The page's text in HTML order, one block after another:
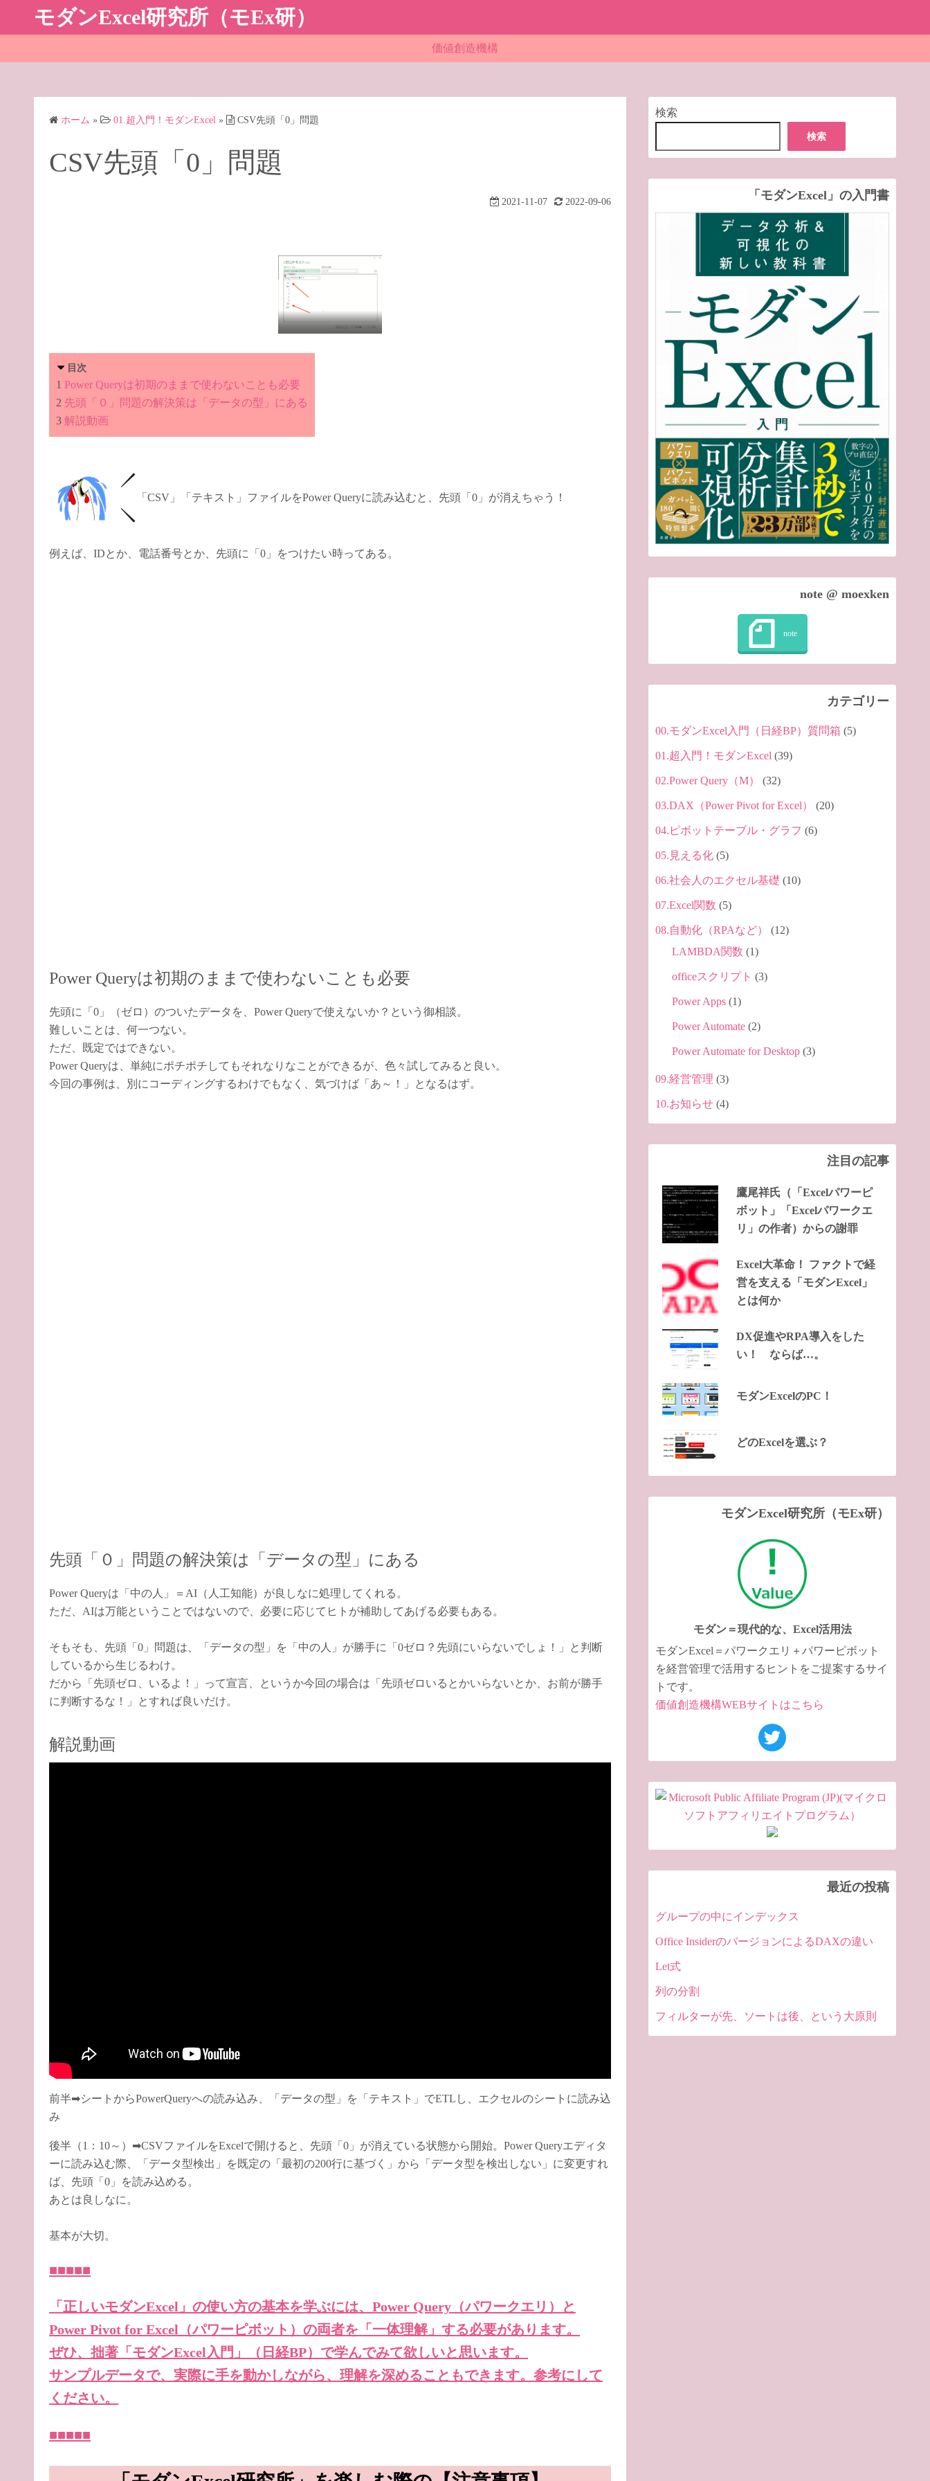
ン
モダンExcel研究所（モEx研）
価値創造機構
ホーム » 01.超入門！モダンExcel » CSV先頭「0」問題
CSV先頭「0」問題
2021-11-07 2022-09-06
目次
1 Power Queryは初期のままで使わないことも必要
2 先頭「０」問題の解決策は「データの型」にある
3 解説動画
「CSV」「テキスト」ファイルをPower Queryに読み込むと、先頭「0」が消えちゃう！
例えば、IDとか、電話番号とか、先頭に「0」をつけたい時ってある。
Power Queryは初期のままで使わないことも必要
先頭に「0」（ゼロ）のついたデータを、Power Queryで使えないか？という御相談。
難しいことは、何一つない。
ただ、既定ではできない。
Power Queryは、単純にポチポチしてもそれなりなことができるが、色々試してみると良い。
今回の事例は、別にコーディングするわけでもなく、気づけば「あ～！」となるはず。
先頭「０」問題の解決策は「データの型」にある
Power Queryは「中の人」＝AI（人工知能）が良しなに処理してくれる。
ただ、AIは万能ということではないので、必要に応じてヒトが補助してあげる必要もある。
そもそも、先頭「0」問題は、「データの型」を「中の人」が勝手に「0ゼロ？先頭にいらないでしょ！」と判断
しているから生じるわけ。
だから「先頭ゼロ、いるよ！」って宣言、というか今回の場合は「先頭ゼロいるとかいらないとか、お前が勝手
に判断するな！」とすれば良いだけ。
解説動画
前半➡シートからPowerQueryへの読み込み、「データの型」を「テキスト」でETLし、エクセルのシートに読み込
み
後半（1：10～）➡CSVファイルをExcelで開けると、先頭「0」が消えている状態から開始。Power Queryエディタ
ーに読み込む際、「データ型検出」を既定の「最初の200行に基づく」から「データ型を検出しない」に変更すれ
ば、先頭「0」を読み込める。
あとは良しなに。
基本が大切。
■■■■■
「正しいモダンExcel」の使い方の基本を学ぶには、Power Query（パワークエリ）と
Power Pivot for Excel（パワーピボット）の両者を「一体理解」する必要があります。
ぜひ、拙著「モダンExcel入門」（日経BP）で学んでみて欲しいと思います。
サンプルデータで、実際に手を動かしながら、理解を深めることもできます。参考にして
ください。
■■■■■
検索
検索
「モダンExcel」の入門書
note @ moexken
カテゴリー
00.モダンExcel入門（日経BP）質問箱 (5)
01.超入門！モダンExcel (39)
02.Power Query（M） (32)
03.DAX（Power Pivot for Excel） (20)
04.ピボットテーブル・グラフ (6)
05.見える化 (5)
06.社会人のエクセル基礎 (10)
07.Excel関数 (5)
08.自動化（RPAなど）
(12)
LAMBDA関数 (1)
officeスクリプト (3)
Power Apps (1)
Power Automate (2)
Power Automate for Desktop (3)
09.経営管理 (3)
10.お知らせ (4)
注目の記事
鷹尾祥氏（「Excelパワーピ
ボット」「Excelパワークエ
リ」の作者）からの謝罪
Excel大革命！ ファクトで経
営を支える「モダンExcel」
とは何か
DX促進やRPA導入をした
い！ ならば…。
モダンExcelのPC！
どのExcelを選ぶ？
モダンExcel研究所（モEx研）
モダン＝現代的な、Excel活用法
モダンExcel＝パワークエリ＋パワーピボット
を経営管理で活用するヒントをご提案するサイ
トです。
価値創造機構WEBサイトはこちら
最近の投稿
グループの中にインデックス
Office InsiderのバージョンによるDAXの違い
Let式
列の分割
フィルターが先、ソートは後、という大原則